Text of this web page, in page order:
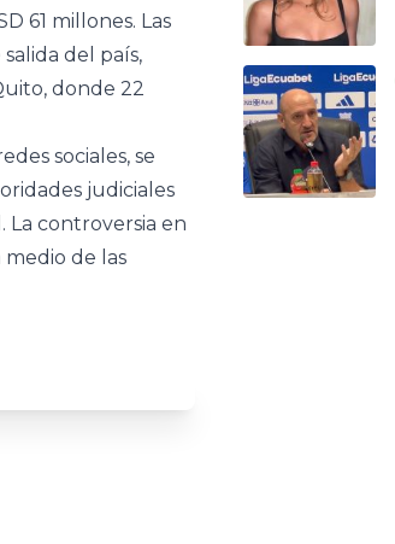
61 millones. Las
del país,
donde 22
sociales, se
judiciales
La controversia en
de las